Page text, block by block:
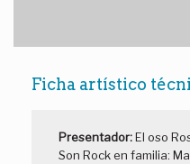
Ficha artístico
Presentador:El oso
Son Rock en familia: